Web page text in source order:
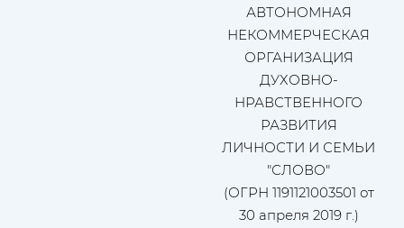
АВТОНОМНАЯ
НЕКОММЕРЧЕСКАЯ
ОРГАНИЗАЦИЯ
ДУХОВНО-
НРАВСТВЕННОГО
РАЗВИТИЯ
ЛИЧНОСТИ И СЕМЬИ
"СЛОВО"
(ОГРН 1191121003501 от
30 апреля 2019 г.)